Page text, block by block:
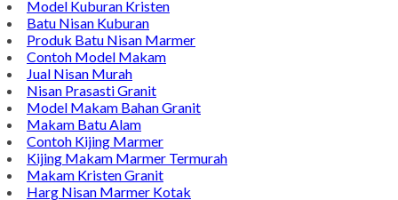
Kijing Makam Marmer
Nisan Marmer
Prasasti Granit
Jual Prasasti Marmer
Nisan Salib
Jual Prasasti Granit
Nisan Batu Salib Murah
Model Kijing Marmer
Kijing Marmer
Contoh Nisan Patok
Batu Nisan Granit